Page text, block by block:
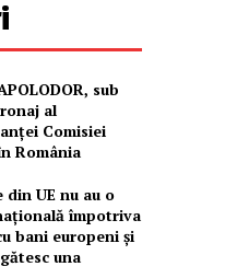
sub
al
Comisiei
România
din UE nu au o
împotriva
bani europeni și
una